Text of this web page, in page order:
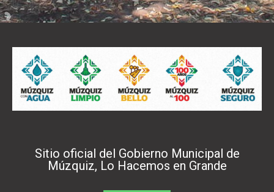
Sitio oficial del Gobierno Municipal de
Múzquiz, Lo Hacemos en Grande